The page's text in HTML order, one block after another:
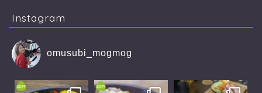
Instagram
omusubi_mogmog